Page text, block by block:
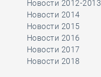
Новости 2012-2013
Новости 2014
Новости 2015
Новости 2016
Новости 2017
Новости 2018